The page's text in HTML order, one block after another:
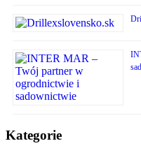
Kategorie